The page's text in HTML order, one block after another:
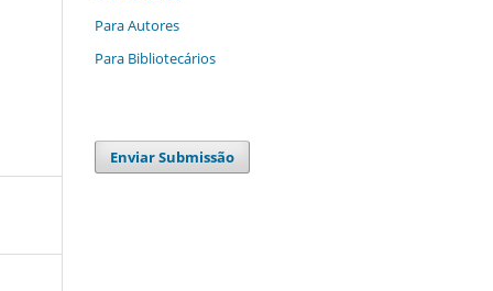
Para Autores
Para Bibliotecários
Enviar Submissão